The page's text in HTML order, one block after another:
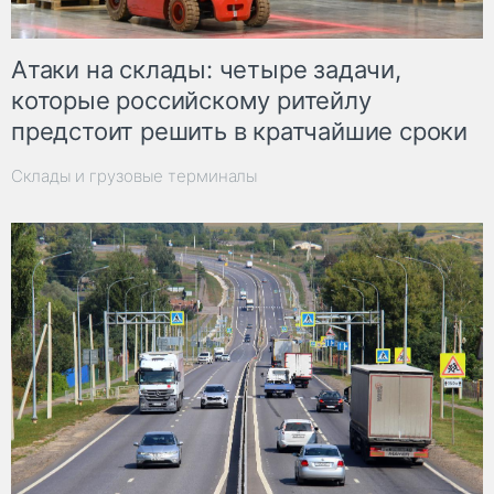
Атаки на склады: четыре задачи,
которые российскому ритейлу
предстоит решить в кратчайшие сроки
Склады и грузовые терминалы